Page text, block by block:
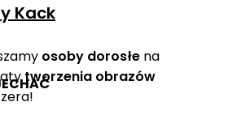
Kack
osoby dorosłe na
tworzenia obrazów